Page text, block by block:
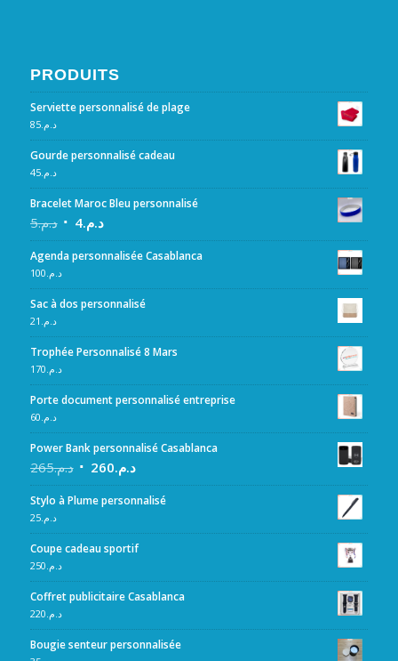
PRODUITS
Serviette personnalisé de plage
د.م.85
Gourde personnalisé cadeau
د.م.45
Bracelet Maroc Bleu personnalisé
د.م.5 د.م.4
Agenda personnalisée Casablanca
د.م. 100
Sac à dos personnalisé
د.م. 21
Trophée Personnalisé 8 Mars
د.م. 170
Porte document personnalisé entreprise
د.م. 60
Power Bank personnalisé Casablanca
د.م.265 د.م.260
Stylo à Plume personnalisé
د.م.25
Coupe cadeau sportif
د.م. 250
Coffret publicitaire Casablanca
د.م. 220
Bougie senteur personnalisée